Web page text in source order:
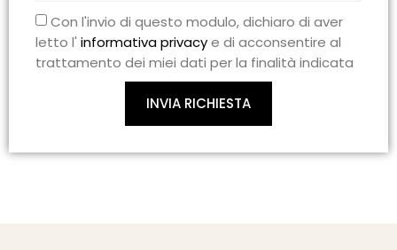
Con l'invio di questo modulo, dichiaro di aver
letto l' informativa privacye di acconsentire al
trattamento dei miei dati per la finalità indicata
INVIA RICHIESTA